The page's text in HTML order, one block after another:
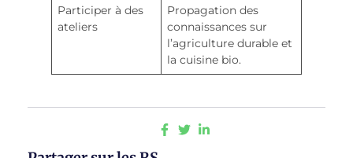
Participer à des
ateliers
Propagation des
connaissances sur
l’agriculture durable et
la cuisine bio.